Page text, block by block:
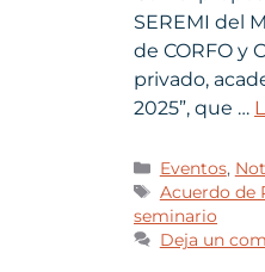
SEREMI del
de CORFO y
privado,
2025”, que …
Eventos,
Acuerdo de
seminario
Deja un